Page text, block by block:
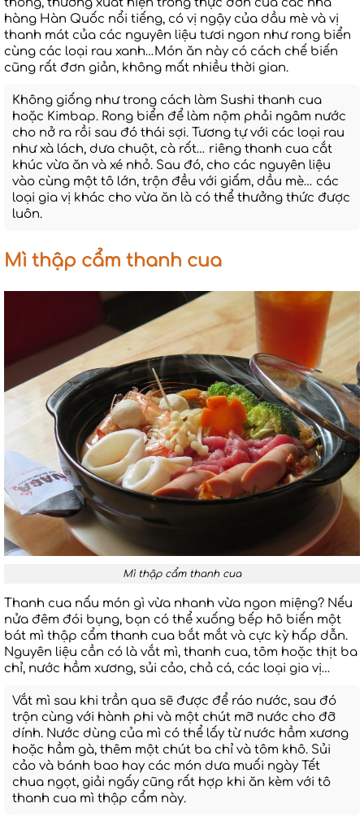
hàng Hàn Quốc nổi tiếng, có vị ngậy của dầu mè và vị
thanh mát của các nguyên liệu tươi ngon như rong biển
cùng các loại rau xanh…Món ăn này có cách chế biến
cũng rất đơn giản, không mất nhiều thời gian.
Không giống như trong cách làm Sushi thanh cua
hoặc Kimbap. Rong biển để làm nộm phải ngâm nước
cho nở ra rồi sau đó thái sợi. Tương tự với các loại rau
như xà lách, dưa chuột, cà rốt… riêng thanh cua cắt
khúc vừa ăn và xé nhỏ. Sau đó, cho các nguyên liệu
vào cùng một tô lớn, trộn đều với giấm, dầu mè… các
loại gia vị khác cho vừa ăn là có thể thưởng thức được
luôn.
Mì thập cẩm thanh cua
Mì thập cẩm thanh cua
Thanh cua nấu món gì vừa nhanh vừa ngon miệng? Nếu
nửa đêm đói bụng, bạn có thể xuống bếp hô biến một
bát mì thập cẩm thanh cua bắt mắt và cực kỳ hấp dẫn.
Nguyên liệu cần có là vắt mì, thanh cua, tôm hoặc thịt ba
chỉ, nước hầm xương, sủi cảo, chả cá, các loại gia vị…
Vắt mì sau khi trần qua sẽ được để ráo nước, sau đó
trộn cùng với hành phi và một chút mỡ nước cho đỡ
dính. Nước dùng của mì có thể lấy từ nước hầm xương
hoặc hầm gà, thêm một chút ba chỉ và tôm khô. Sủi
cảo và bánh bao hay các món dưa muối ngày Tết
chua ngọt, giải ngấy cũng rất hợp khi ăn kèm với tô
thanh cua mì thập cẩm này.